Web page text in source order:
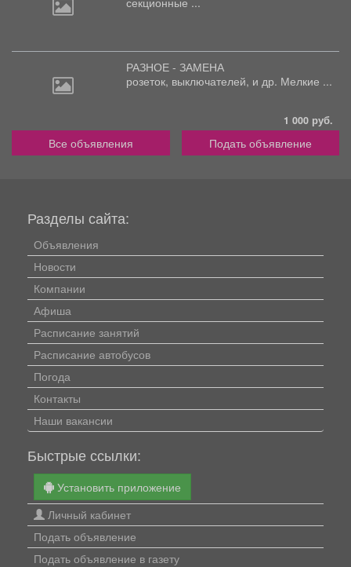
РАЗНОЕ - ЗАМЕНА
розеток, выключателей, и др. Мелкие ...
1 000 руб.
Все объявления Подать объявление
Разделы сайта:
Объявления
Новости
Компании
Афиша
Расписание занятий
Расписание автобусов
Погода
Контакты
Наши вакансии
Быстрые ссылки:
Установить приложение
Личный кабинет
Подать объявление
Подать объявление в газету